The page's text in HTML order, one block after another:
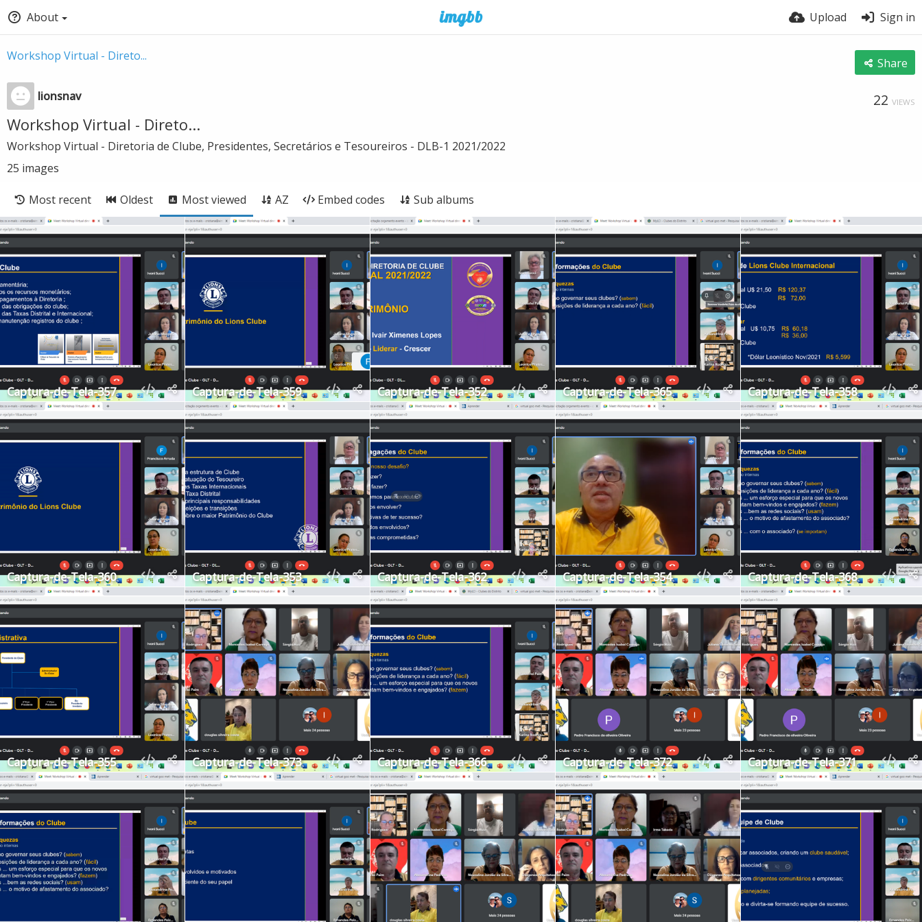
About Upload Sign in
Workshop Virtual - Direto... Share
lionsnav 22 VIEWS
Workshop Virtual - Direto...
Workshop Virtual - Diretoria de Clube, Presidentes, Secretários e Tesoureiros - DLB-1 2021/2022
25 images
Most recent Oldest Most viewed AZ Embed codes Sub albums
Captura-de-Tela-357 Captura-de-Tela-359 Captura-de-Tela-352 Captura-de-Tela-365 Captura-de-Tela-358
Captura-de-Tela-360 Captura-de-Tela-353 Captura-de-Tela-362 Captura-de-Tela-354 Captura-de-Tela-368
Captura-de-Tela-355 Captura-de-Tela-373 Captura-de-Tela-366 Captura-de-Tela-372 Captura-de-Tela-371